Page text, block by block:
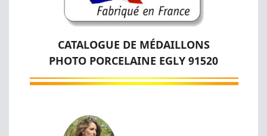
CATALOGUE DE MÉDAILLONS
PHOTO PORCELAINE EGLY 91520